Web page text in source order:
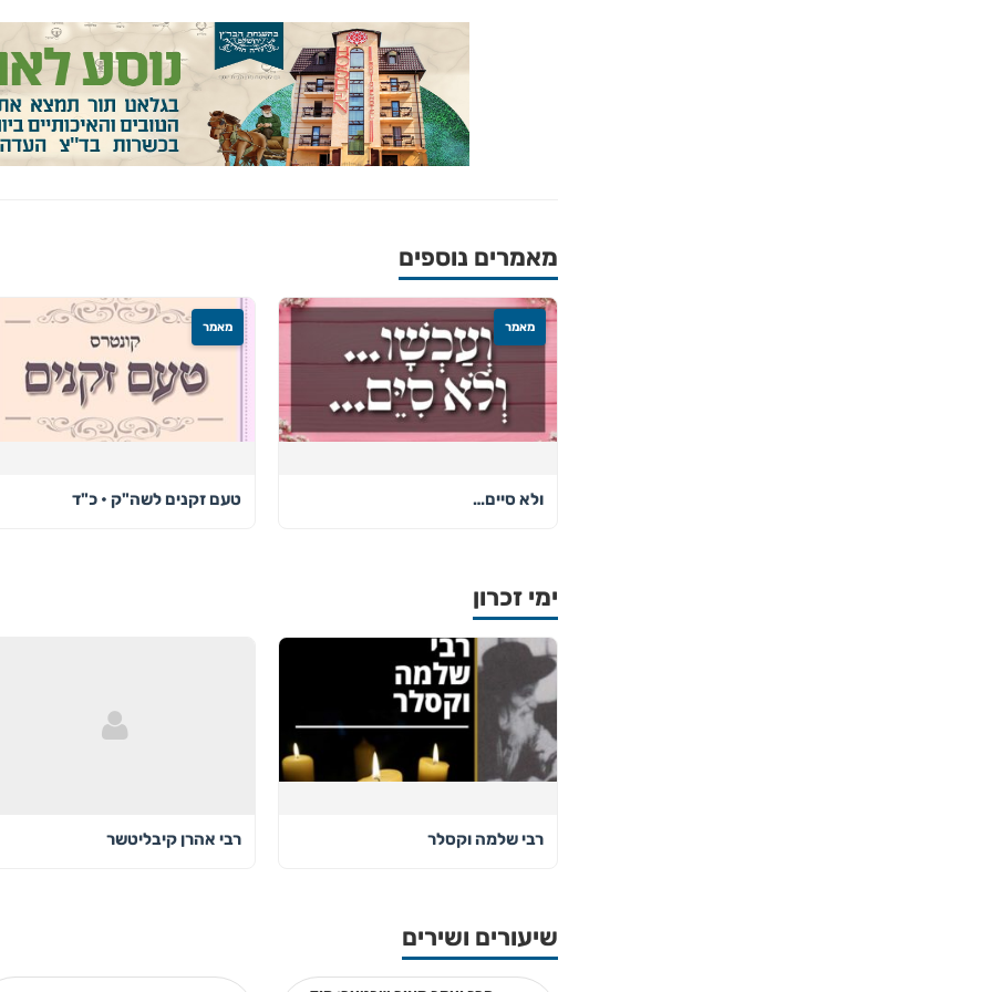
מאמרים נוספים
מאמר
ולא סיים…
מאמר
טעם זקנים לשה"ק • כ"ד
ימי זכרון
רבי שלמה וקסלר רבי אהרן קיבליטשר
שיעורים ושירים